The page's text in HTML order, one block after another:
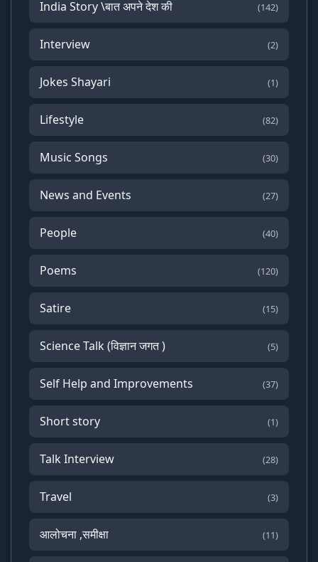
India Story \बात अपने देश की (142)
Interview (2)
Jokes Shayari (1)
Lifestyle (82)
Music Songs (30)
News and Events (27)
People (40)
Poems (120)
Satire (15)
Science Talk (विज्ञान जगत ) (5)
Self Help and Improvements (37)
Short story (1)
Talk Interview (28)
Travel (3)
आलोचना ,समीक्षा (11)